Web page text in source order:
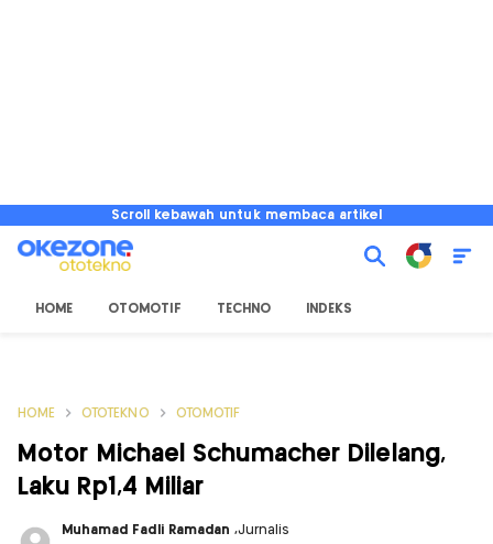
Scroll kebawah untuk membaca artikel
HOME OTOMOTIF TECHNO INDEKS
HOME OTOTEKNO OTOMOTIF
Motor Michael Schumacher Dilelang,
Laku Rp1,4 Miliar
Muhamad Fadli Ramadan,Jurnalis